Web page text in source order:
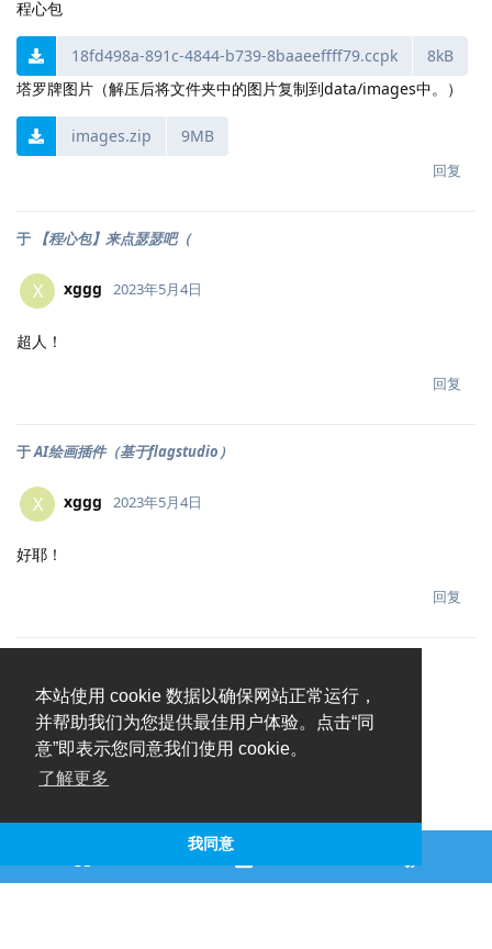
本站使用 cookie 数据以确保网站正常运行，
并帮助我们为您提供最佳用户体验。点击“同
意”即表示您同意我们使用 cookie。
了解更多
我同意
程心包
18fd498a-891c-4844-b739-8baaeeffff79.ccpk
8kB
塔罗牌图片（解压后将文件夹中的图片复制到data/images中。）
images.zip 9MB
回复
于 【程心包】来点瑟瑟吧（
X xggg 2023年5月4日
超人！
回复
于AI绘画插件（基于flagstudio）
X xggg 2023年5月4日
好耶！
回复